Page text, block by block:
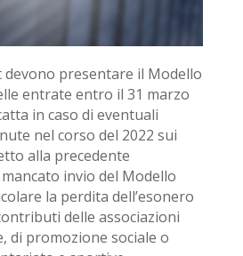
presentare il Modello
entrate entro il 31 marzo
in caso di eventuali
nel corso del 2022 sui
alla precedente
invio del Modello
la perdita dell’esonero
delle associazioni
di promozione sociale o